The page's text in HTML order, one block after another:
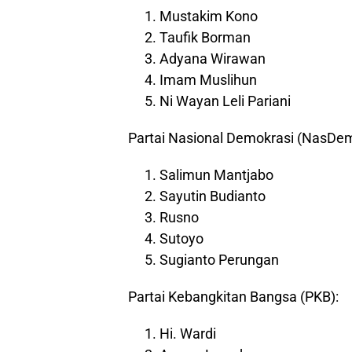
Mustakim Kono
Taufik Borman
Adyana Wirawan
Imam Muslihun
Ni Wayan Leli Pariani
Partai Nasional Demokrasi
Salimun Mantjabo
Sayutin Budianto
Rusno
Sutoyo
Sugianto Perungan
Partai Kebangkitan Bangsa (PKB):
Hi. Wardi